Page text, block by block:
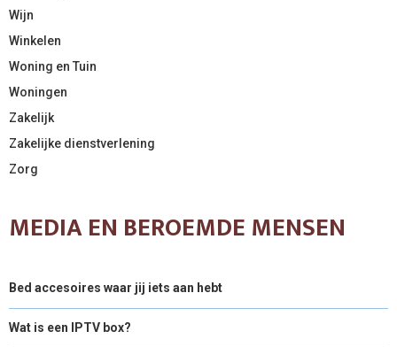
Wijn
Winkelen
Woning en Tuin
Woningen
Zakelijk
Zakelijke dienstverlening
Zorg
MEDIA EN BEROEMDE MENSEN
Bed accesoires waar jij iets aan hebt
Wat is een IPTV box?